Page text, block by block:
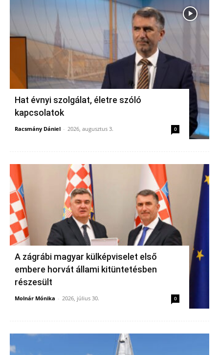
Hat évnyi szolgálat, életre szóló
kapcsolatok
Racsmány Dániel - 2026, augusztus 3. 0
A zágrábi magyar külképviselet első
embere horvát állami kitüntetésben
részesült
Molnár Mónika - 2026, július 30. 0